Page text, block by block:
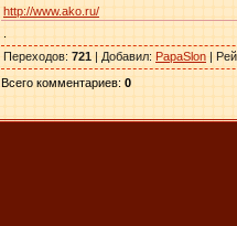
http://www.ako.ru/
Переходов: 721 | Добавил: PapaSlon |
Всего комментариев: 0